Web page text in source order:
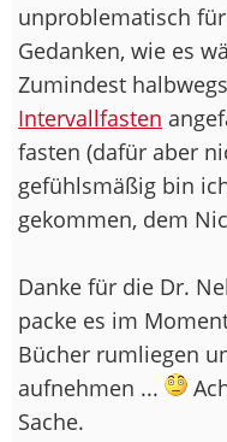
unproblematisch
Gedanken, wie es
Zumindest
Intervallfasten
fasten (dafür aber
gefühlsmäßig bin
gekommen, dem
Danke für die Dr.
packe es im
Bücher rumliegen
aufnehmen ...
Sache.